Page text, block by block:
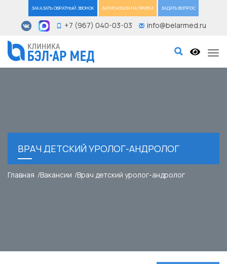
ЗАКАЗАТЬ ОБРАТНЫЙ ЗВОНОК ЗАПИСАТЬСЯ НА ПРИЕМ ЗАДАТЬ ВОПРОС
+7 (967) 040-03-03 info@belarmed.ru
ВРАЧ ДЕТСКИЙ УРОЛОГ-АНДРОЛОГ
Главная Вакансии Врач детский уролог-андролог